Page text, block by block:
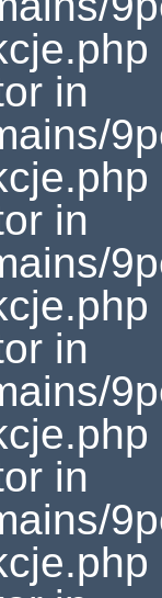
in
in
in
in